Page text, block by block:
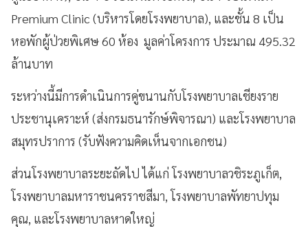
Premium Clinic (บริหารโดยโรงพยาบาล), และชั้น 8 เป็น
หอพักผู้ป่วยพิเศษ 60 ห้อง มูลค่าโครงการ ประมาณ 495.32
ล้านบาท
ระหว่างนี้มีการดำเนินการคู่ขนานกับโรงพยาบาลเชียงราย
ประชานุเคราะห์ (ส่งกรมธนารักษ์พิจารณา) และโรงพยาบาล
สมุทรปราการ (รับฟังความคิดเห็นจากเอกชน)
ส่วนโรงพยาบาลระยะถัดไป ได้แก่ โรงพยาบาลวชิระภูเก็ต,
โรงพยาบาลมหาราชนครราชสีมา, โรงพยาบาลพัทยาปทุม
คุณ, และโรงพยาบาลหาดใหญ่